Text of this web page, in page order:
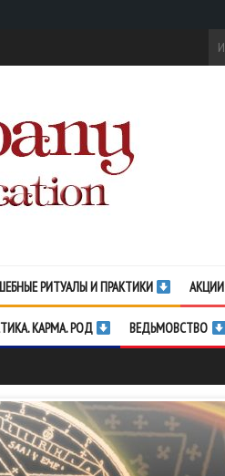
РИТУАЛЫ И ПРАКТИКИ АКЦИИ
КАРМА. РОД ВЕДЬМОВСТВО